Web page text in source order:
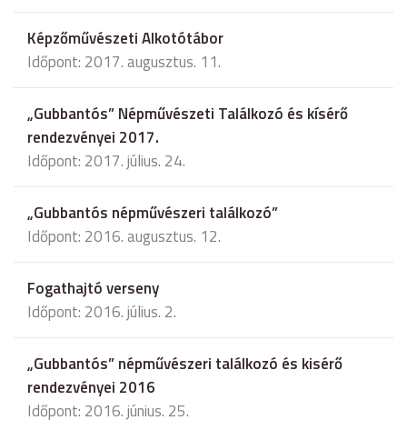
Képzőművészeti Alkotótábor
Időpont: 2017. augusztus. 11.
„Gubbantós” Népművészeti Találkozó és kísérő
rendezvényei 2017.
Időpont: 2017. július. 24.
„Gubbantós népművészeri találkozó”
Időpont: 2016. augusztus. 12.
Fogathajtó verseny
Időpont: 2016. július. 2.
„Gubbantós” népművészeri találkozó és kisérő
rendezvényei 2016
Időpont: 2016. június. 25.